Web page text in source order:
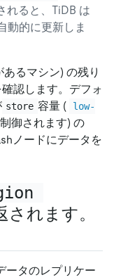
れると、TiDB は
動的に更新しま
あるマシン) の残り
認します。デフォ
store 容量 (
low-
御されます) の
ノードにデータを
れます。
ータのレプリケー